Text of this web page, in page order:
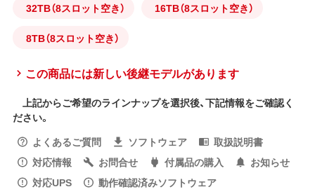
32TB（8スロット空き） 16TB（8スロット空き）
8TB（8スロット空き）
この商品には新しい後継モデルがあります
上記からご希望のラインナップを選択後、下記情報をご確認く
ださい。
よくあるご質問
ソフトウェア
取扱説明書
対応情報
お問合せ 付属品の購入
お知らせ
対応UPS
動作確認済みソフトウェア